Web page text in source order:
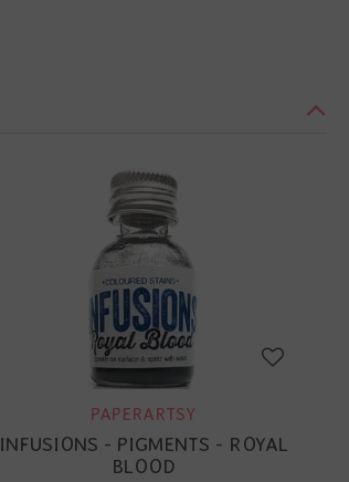
PAPERARTSY
INFUSIONS - PIGMENTS - ROYAL
BLOOD